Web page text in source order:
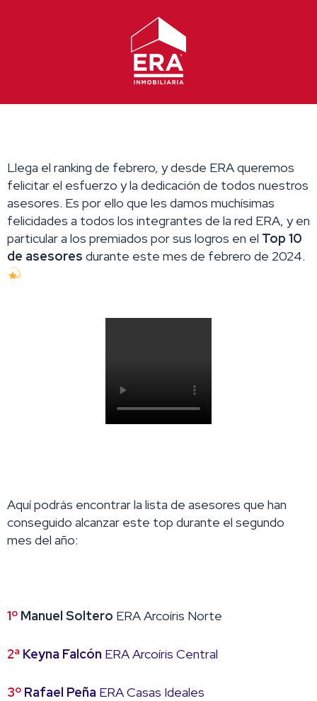
Llega el ranking de febrero, y desde ERA queremos
felicitar el esfuerzo y la dedicación de todos nuestros
asesores. Es por ello que les damos muchísimas
felicidades a todos los integrantes de la red ERA, y en
particular a los premiados por sus logros en el Top 10
de asesores durante este mes de febrero de 2024.
Aquí podrás encontrar la lista de asesores que han
conseguido alcanzar este top durante el segundo
mes del año:
1º Manuel Soltero ERA Arcoíris Norte
2ª Keyna Falcón ERA Arcoíris Central
3º Rafael Peña ERA Casas Ideales